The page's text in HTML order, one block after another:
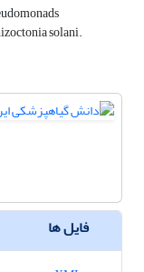
solani.
فایل ها